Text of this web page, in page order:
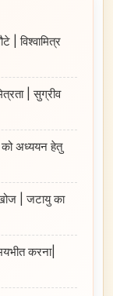
| विश्वामित्र
| सुग्रीव
को अध्ययन हेतु
| जटायु का
करना|